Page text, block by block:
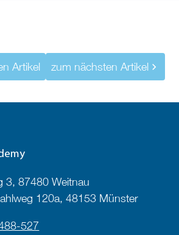
Artikel zum nächsten Artikel
3, 87480 Weitnau
120a, 48153 Münster
527